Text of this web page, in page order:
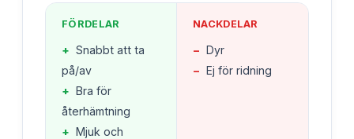
FÖRDELAR
+ Snabbt att ta
på/av
+ Bra för
återhämtning
+ Mjuk och
NACKDELAR
− Dyr
− Ej för ridning